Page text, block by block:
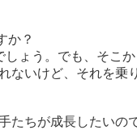
か？
ょう。でも、そこ
いけど、それを
ちが成長したい